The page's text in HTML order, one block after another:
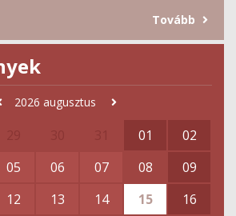
Tovább
2026 augusztus
01
02
05 06 07 08
09
12 13 14 15
16